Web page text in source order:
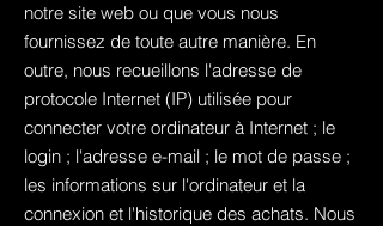
notre site web ou que vous nous
fournissez de toute autre manière. En
outre, nous recueillons l'adresse de
protocole Internet (IP) utilisée pour
connecter votre ordinateur à Internet ; le
login ; l'adresse e-mail ; le mot de passe ;
les informations sur l'ordinateur et la
connexion et l'historique des achats. Nous